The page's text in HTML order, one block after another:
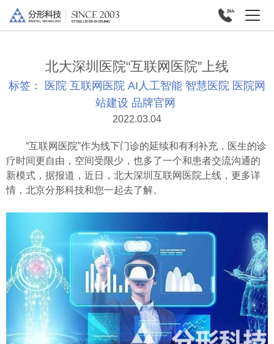
北大深圳医院“互联网医院”上线
标签： 医院 互联网医院 AI人工智能 智慧医院 医院网
站建设 品牌官网
2022.03.04
“互联网医院”作为线下门诊的延续和有利补充，医生的诊
疗时间更自由，空间受限少，也多了一个和患者交流沟通的
新模式，据报道，近日，北大深圳互联网医院上线，更多详
情，北京分形科技和您一起去了解。